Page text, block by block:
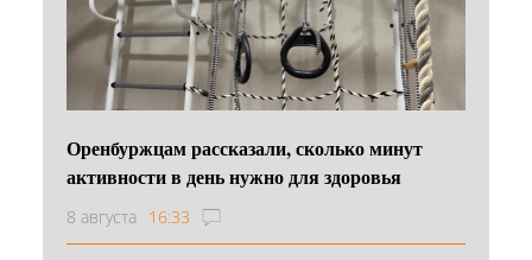
Оренбуржцам рассказали, сколько минут
активности в день нужно для здоровья
8 августа 16:33